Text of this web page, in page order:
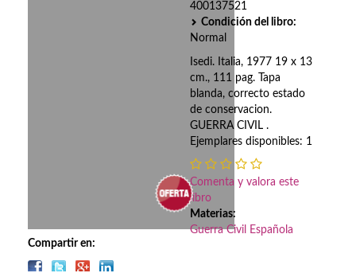
Deportes
Derecho
Compartir en:
400137521
Condición del libro:
Normal
Isedi. Italia, 1977 19 x 13
cm., 111 pag. Tapa
blanda, correcto estado
de conservacion.
GUERRA CIVIL .
Ejemplares disponibles: 1
Comenta y valora este
libro
Materias:
Guerra Civil Española